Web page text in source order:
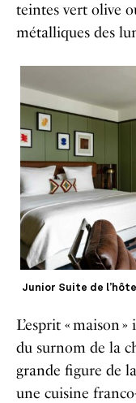
teintes vert olive
métalliques des
Junior Suite de
L’esprit « maison
du surnom de la
grande figure de
une cuisine